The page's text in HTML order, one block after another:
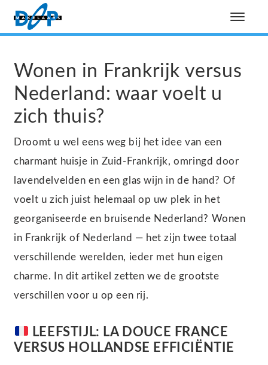
Wonen in Frankrijk versus
Nederland: waar voelt u
zich thuis?
Droomt u wel eens weg bij het idee van een
charmant huisje in Zuid-Frankrijk, omringd door
lavendelvelden en een glas wijn in de hand? Of
voelt u zich juist helemaal op uw plek in het
georganiseerde en bruisende Nederland? Wonen
in Frankrijk of Nederland — het zijn twee totaal
verschillende werelden, ieder met hun eigen
charme. In dit artikel zetten we de grootste
verschillen voor u op een rij.
LEEFSTIJL: LA DOUCE FRANCE
VERSUS HOLLANDSE EFFICIËNTIE